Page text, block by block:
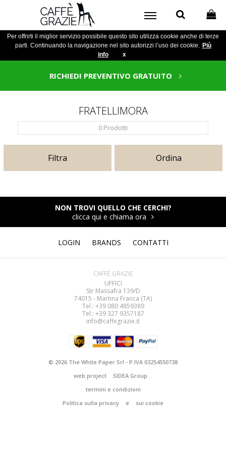
Per offrirti il miglior servizio possibile questo sito utilizza cookie anche di terze
parti. Continuando la navigazione nel sito autorizzi l’uso dei cookie. Più
info
x
RICHIEDI PREVENTIVO GRATUITO
FRATELLIMORA
0 Prodotti
Filtra Ordina
NON TROVI QUELLO CHE CERCHI?
clicca qui e chiama ora
LOGIN BRANDS CONTATTI
CAFFÈ GRAZIE
UFFICI
Str Massafra 139/D
74015 - Martina Franca (TA)
Tel.: +39 0804859389
Tel.: +39 327 9357187
info@caffegrazie.it
© 2026 The White Paper Srl - P.IVA 03254550738
web project
SIDEA Group
termini e condizioni
Politica sulla privacy
e sui cookie